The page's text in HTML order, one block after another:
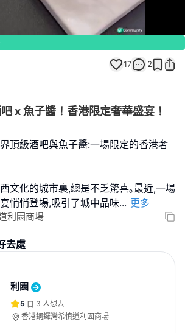
66.67%
17 2
x 魚子醬！香港限定奢華盛宴！
頂級酒吧與魚子醬:一場限定的香港奢
文化的城市裏,總是不乏驚喜｡最近,一場
悄悄登場,吸引了城中品味... 更多
利園商場
去處
利園
5 3 人想去
香港銅鑼灣希慎道利園商場